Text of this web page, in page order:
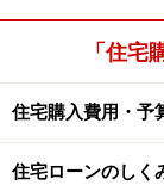
「住宅
住宅購入費用・予
住宅ローンのしく